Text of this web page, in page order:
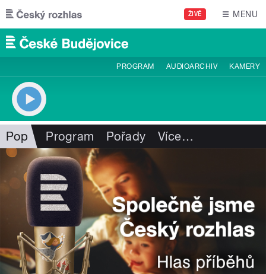
Přejít k hlavnímu obsahu
ŽIVĚ MENU
PROGRAM AUDIOARCHIV KAMERY
Pop Program Pořady Více…